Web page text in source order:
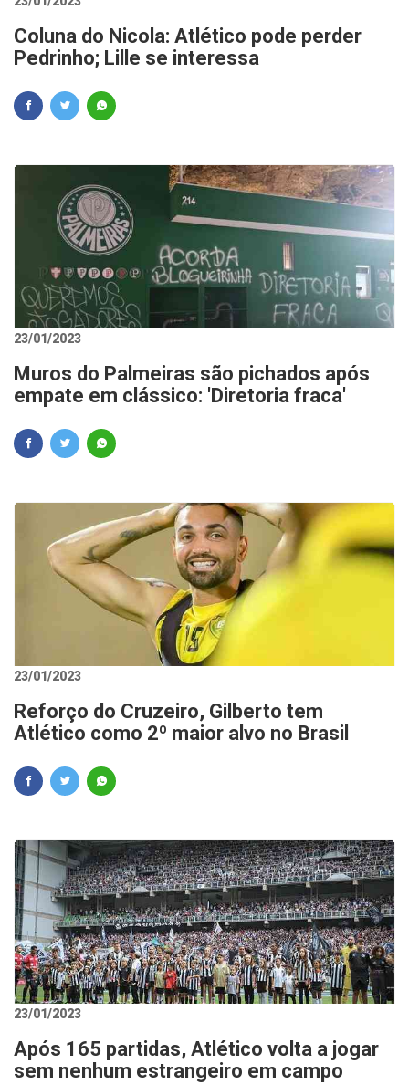
Coluna do Nicola: Atlético pode perder
Pedrinho; Lille se interessa
23/01/2023
Muros do Palmeiras são pichados após
empate em clássico: 'Diretoria fraca'
23/01/2023
Reforço do Cruzeiro, Gilberto tem
Atlético como 2º maior alvo no Brasil
23/01/2023
Após 165 partidas, Atlético volta a jogar
sem nenhum estrangeiro em campo